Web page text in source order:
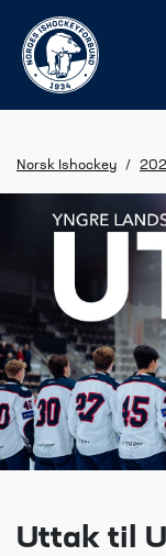
Norsk Ishockey /
Uttak til